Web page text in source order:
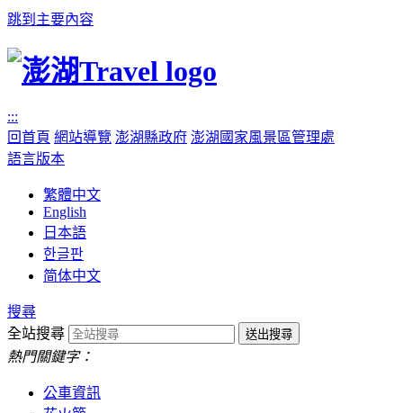
跳到主要內容
:::
回首頁 網站導覽 澎湖縣政府 澎湖國家風景區管理處
語言版本
繁體中文
English
日本語
한글판
简体中文
搜尋
全站搜尋
熱門關鍵字：
公車資訊